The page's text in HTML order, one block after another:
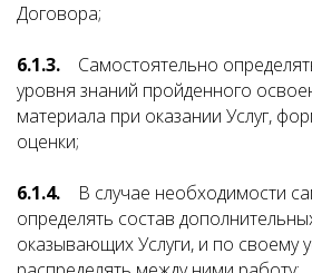
Договора;
6.1.3. Самостоятельно
уровня знаний пройденного
материала при оказании Услуг,
оценки;
6.1.4.
В случае необходимости
определять состав
оказывающих Услуги, и по своему